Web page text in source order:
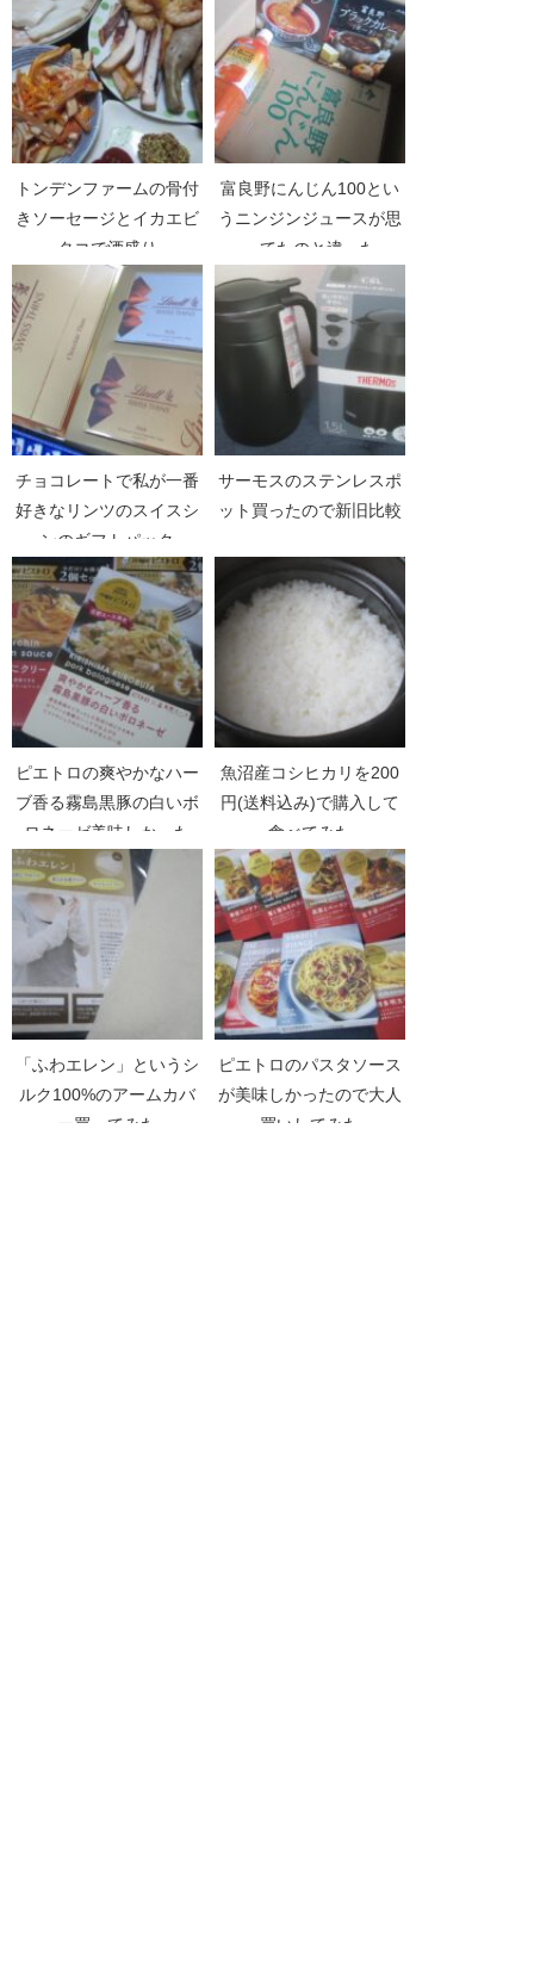
トンデンファームの骨付
きソーセージとイカエビ
タコで酒盛り
富良野にんじん100とい
うニンジンジュースが思
ってたのと違った
チョコレートで私が一番
好きなリンツのスイスシ
ンのギフトパック
サーモスのステンレスポ
ット買ったので新旧比較
ピエトロの爽やかなハー
ブ香る霧島黒豚の白いボ
ロネーゼ美味しかった
魚沼産コシヒカリを200
円(送料込み)で購入して
食べてみた
「ふわエレン」というシ
ルク100%のアームカバ
ー買ってみた
ピエトロのパスタソース
が美味しかったので大人
買いしてみた